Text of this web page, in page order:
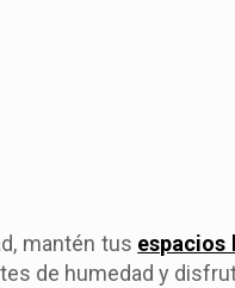
mantén tus espacios
de humedad y